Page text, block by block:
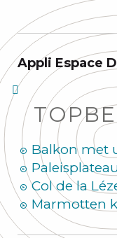
Appli Espace
Balkon met
Col de la
Marmotten